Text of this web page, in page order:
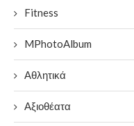
Fitness
MPhotoAlbum
Αθλητικά
Αξιοθέατα